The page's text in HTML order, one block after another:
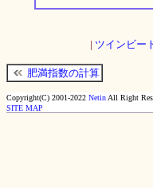
| ツインビー
肥満指数の計算
Copyright(C) 2001-2022 Netin All Right
SITE MAP